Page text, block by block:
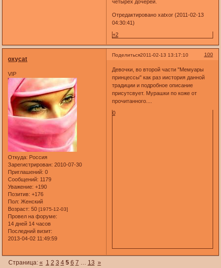
четырех дочерей.
Отредактировано xatxor (2011-02-13
04:30:41)
+2
Поделиться 100
2011-02-13 13:17:10
oxycat
VIP
Откуда: Россия
Зарегистрирован: 2010-07-30
Приглашений: 0
Сообщений: 1179
Уважение: +190
Позитив: +176
Пол: Женский
Возраст: 50[1975-12-03]
Провел на форуме:
14 дней 14 часов
Последний визит:
2013-04-02 11:49:59
Девочки, во второй части "Мемуары
принцессы" как раз иистория данной
традиции и подробное описание
присутсвует. Мурашки по коже от
прочитанного....
0
Страница: « 1 2 3 4 5 6 7 13 »